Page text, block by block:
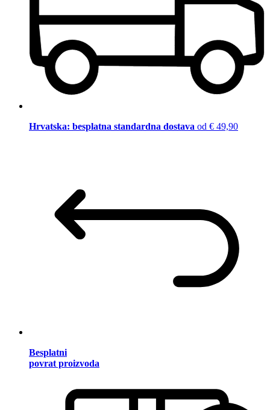
Hrvatska: besplatna standardna dostava od € 49,90
Besplatni
povrat proizvoda